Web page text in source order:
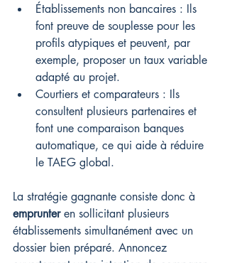
Établissements non bancaires : Ils
font preuve de souplesse pour les
profils atypiques et peuvent, par
exemple, proposer un taux variable
adapté au projet.
Courtiers et comparateurs : Ils
consultent plusieurs partenaires et
font une comparaison banques
automatique, ce qui aide à réduire
le TAEG global.
La stratégie gagnante consiste donc à
emprunter en sollicitant plusieurs
établissements simultanément avec un
dossier bien préparé. Annoncez